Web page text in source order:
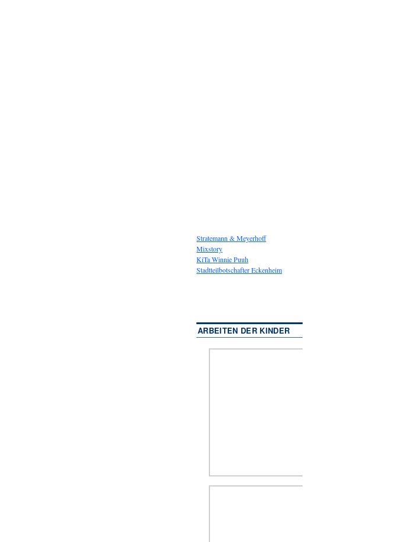
Stratemann & Meyerhoff
Mixstory
KiTa Winnie Puuh
Stadtteilbotschafter Eckenheim
ARBEITEN DER KINDER